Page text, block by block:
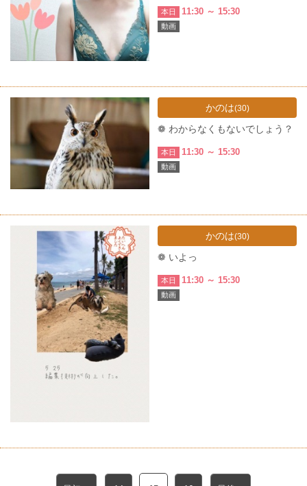
本日 11:30 ～ 15:30
動画
かのは(30)
❁ わからなくもないでしょう？
本日 11:30 ～ 15:30
動画
かのは(30)
❁ いよっ
本日 11:30 ～ 15:30
動画